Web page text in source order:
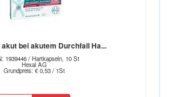
akut bei akutem Durchfall Ha...
1939446 / Hartkapseln, 10 St
Hexal AG
Grundpreis: € 0,53 / 1St